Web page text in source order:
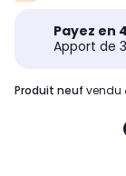
Payez en
Apport de
produit neuf vendu